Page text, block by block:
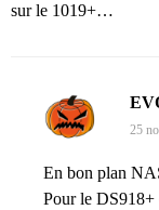
sur le 1019+…
25
En bon plan
Pour le DS918+